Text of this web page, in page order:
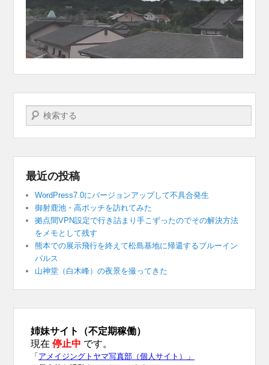
検索する
最近の投稿
WordPress7.0にバージョンアップして不具合発生
御射鹿池・高ボッチを訪れてみた
拠点間VPN設定で行き詰まり手こずったのでその解決方法
をメモとして残す
熊本での展示飛行を終えて松島基地に帰還するブルーイン
パルス
山神堂（白木峰）の夜景を撮ってきた